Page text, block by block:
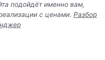
подойдёт именно вам,
с ценами. Разбор